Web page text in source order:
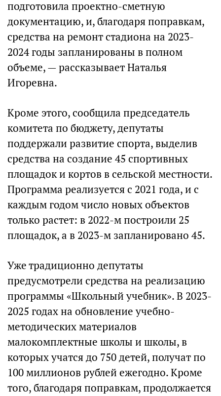
подготовила проектно-сметную
документацию, и, благодаря поправкам,
средства на ремонт стадиона на 2023-
2024 годы запланированы в полном
объеме, — рассказывает Наталья
Игоревна.
Кроме этого, сообщила председатель
комитета по бюджету, депутаты
поддержали развитие спорта, выделив
средства на создание 45 спортивных
площадок и кортов в сельской местности.
Программа реализуется с 2021 года, и с
каждым годом число новых объектов
только растет: в 2022-м построили 25
площадок, а в 2023-м запланировано 45.
Уже традиционно депутаты
предусмотрели средства на реализацию
программы «Школьный учебник». В 2023-
2025 годах на обновление учебно-
методических материалов
малокомплектные школы и школы, в
которых учатся до 750 детей, получат по
100 миллионов рублей ежегодно. Кроме
того, благодаря поправкам, продолжается